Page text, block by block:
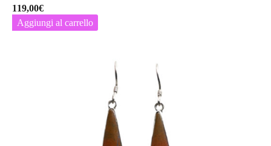
119,00€
Aggiungi al carrello